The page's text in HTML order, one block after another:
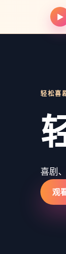
▶
轻松喜
喜剧
观